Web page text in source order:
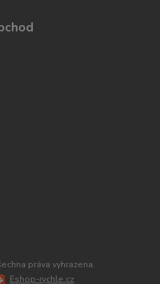
práva vyhrazena.
Eshop-rychle.cz